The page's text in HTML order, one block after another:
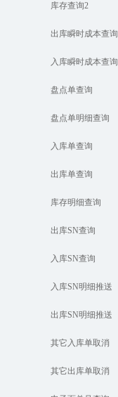
库存查询2
出库瞬时成本查询
入库瞬时成本查询
盘点单查询
盘点单明细查询
入库单查询
出库单查询
库存明细查询
出库SN查询
入库SN查询
入库SN明细推送
出库SN明细推送
其它入库单取消
其它出库单取消